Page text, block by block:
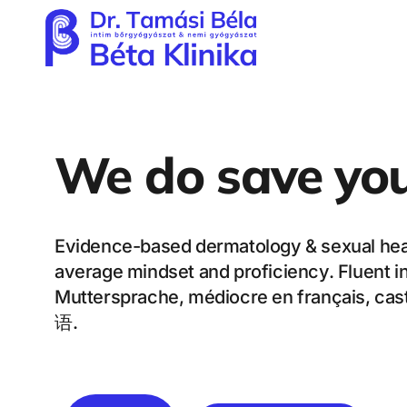
We do save
Evidence-based dermatology & sexual
average mindset and proficiency. Fluent
Muttersprache, médiocre en français,
语.